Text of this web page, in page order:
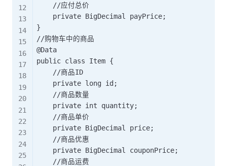
    //应付总价
    private BigDecimal payPrice;
}
//购物车中的商品
@Data
public class Item {
    //商品ID
    private long id;
    //商品数量
    private int quantity;
    //商品单价
    private BigDecimal price;
    //商品优惠
    private BigDecimal couponPrice;
    //商品运费